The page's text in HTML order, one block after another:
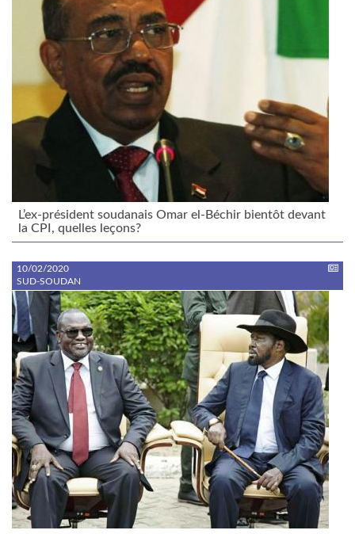
L’ex-président soudanais Omar el-Béchir bientôt devant
la CPI, quelles leçons?
10/02/2020
SUD-SOUDAN